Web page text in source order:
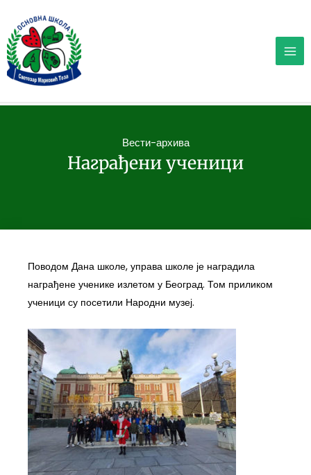
садржај
Вести-архива
Награђени ученици
Поводом Дана школе, управа школе је наградила
награђене ученике излетом у Београд. Том приликом
ученици су посетили Народни музеј.